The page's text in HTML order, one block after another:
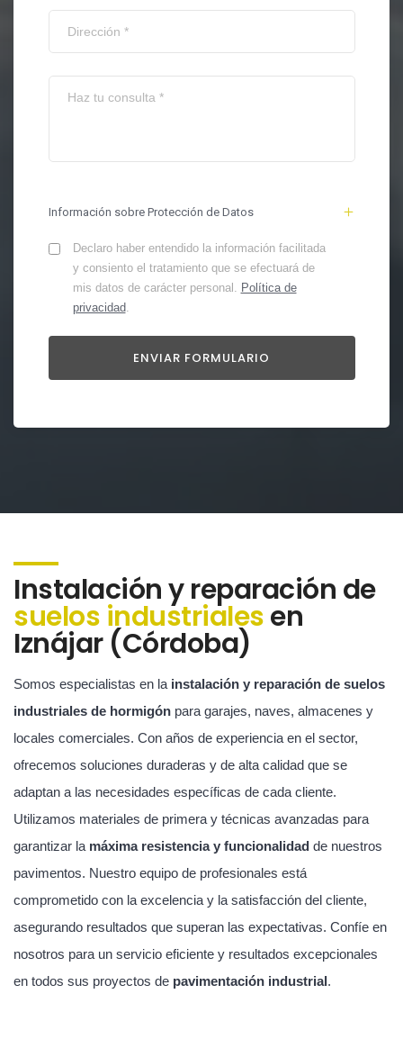
Información sobre Protección de Datos
Declaro haber entendido la información facilitada
y consiento el tratamiento que se efectuará de
mis datos de carácter personal. Política de
privacidad.
Instalación y reparación de
suelos industrialesen
Iznájar (Córdoba)
Somos especialistas en la instalación y reparación de suelos
industriales de hormigón para garajes, naves, almacenes y
locales comerciales. Con años de experiencia en el sector,
ofrecemos soluciones duraderas y de alta calidad que se
adaptan a las necesidades específicas de cada cliente.
Utilizamos materiales de primera y técnicas avanzadas para
garantizar la máxima resistencia y funcionalidad de nuestros
pavimentos. Nuestro equipo de profesionales está
comprometido con la excelencia y la satisfacción del cliente,
asegurando resultados que superan las expectativas. Confíe en
nosotros para un servicio eficiente y resultados excepcionales
en todos sus proyectos de pavimentación industrial.